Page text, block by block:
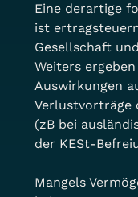
Eine derartige
ist
Gesellschaft
Weiters
Auswirkungen
Verlustvorträge
(zB bei
der KESt-
Mangels